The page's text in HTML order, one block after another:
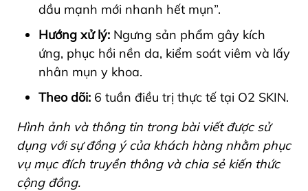
dầu mạnh mới nhanh hết mụn”.
Hướng xử lý: Ngưng sản phẩm gây kích
ứng, phục hồi nền da, kiểm soát viêm và lấy
nhân mụn y khoa.
Theo dõi: 6 tuần điều trị thực tế tại O2 SKIN.
Hình ảnh và thông tin trong bài viết được sử
dụng với sự đồng ý của khách hàng nhằm phục
vụ mục đích truyền thông và chia sẻ kiến thức
cộng đồng.